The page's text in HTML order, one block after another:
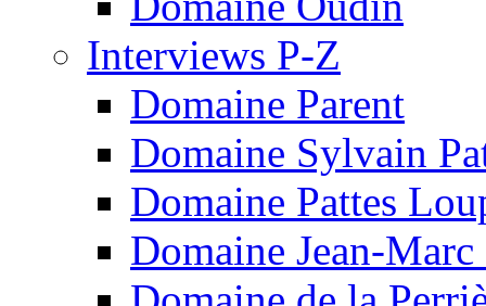
Interviews P-Z
Domaine Parent
Domaine Sylvain
Domaine Pattes
Domaine Jean-